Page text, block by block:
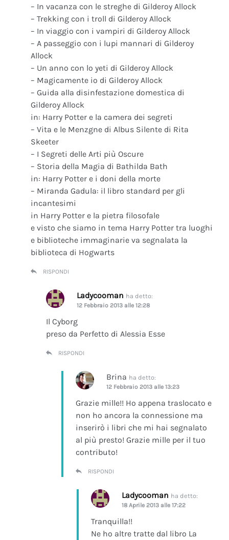
– In vacanza con le streghe di Gilderoy Allock
– Trekking con i troll di Gilderoy Allock
– In viaggio con i vampiri di Gilderoy Allock
– A passeggio con i lupi mannari di Gilderoy
Allock
– Un anno con lo yeti di Gilderoy Allock
– Magicamente io di Gilderoy Allock
– Guida alla disinfestazione domestica di
Gilderoy Allock
in: Harry Potter e la camera dei segreti
– Vita e le Menzgne di Albus Silente di Rita
Skeeter
– I Segreti delle Arti più Oscure
– Storia della Magia di Bathilda Bath
in: Harry Potter e i doni della morte
– Miranda Gadula: il libro standard per gli
incantesimi
in Harry Potter e la pietra filosofale
e visto che siamo in tema Harry Potter tra luoghi
e biblioteche immaginarie va segnalata la
biblioteca di Hogwarts
RISPONDI
Ladycooman ha detto:
12 Febbraio 2013 alle 12:28
Il Cyborg
preso da Perfetto di Alessia Esse
RISPONDI
Brina ha detto:
12 Febbraio 2013 alle 13:23
Grazie mille!! Ho appena traslocato e
non ho ancora la connessione ma
inserirò i libri che mi hai segnalato
al più presto! Grazie mille per il tuo
contributo!
RISPONDI
Ladycooman ha detto:
18 Aprile 2013 alle 17:22
Tranquilla!!
Ne ho altre tratte dal libro La